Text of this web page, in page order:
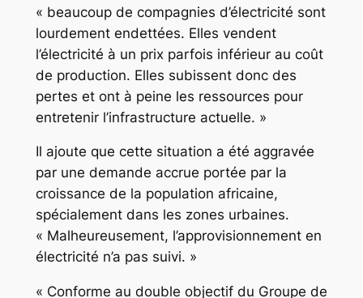
« beaucoup de compagnies d’électricité sont
lourdement endettées. Elles vendent
l’électricité à un prix parfois inférieur au coût
de production. Elles subissent donc des
pertes et ont à peine les ressources pour
entretenir l’infrastructure actuelle. »
Il ajoute que cette situation a été aggravée
par une demande accrue portée par la
croissance de la population africaine,
spécialement dans les zones urbaines.
« Malheureusement, l’approvisionnement en
électricité n’a pas suivi. »
« Conforme au double objectif du Groupe de